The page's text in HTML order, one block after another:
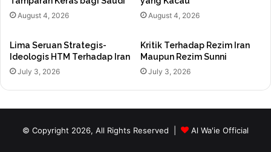
August 4, 2026 August 4, 2026
Lima Seruan Strategis-
Ideologis HTM Terhadap Iran
July 3, 2026
Kritik Terhadap Rezim Iran
Maupun Rezim Sunni
July 3, 2026
© Copyright 2026, All Rights Reserved | Al Wa'ie Official